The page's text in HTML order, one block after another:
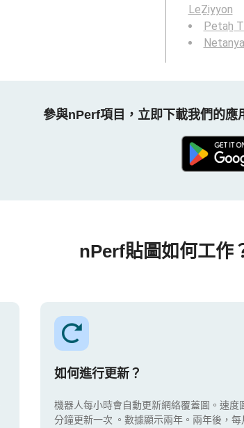
LeẔiyyon
Petaẖ
Netanya
參與nPerf項目，立即下載我們的應
nPerf貼圖如何工作
如何進行更新？
機器人每小時會自動更新網絡覆蓋圖。速度
分鐘更新一次 。數據顯示兩年。兩年後，每